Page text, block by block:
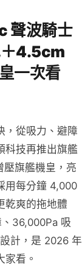
聲波騎士
＋4.5cm
一次看
，從吸力、避障
科技再推出旗艦
旗艦機皇，亮
用每分鐘 4,000
乾爽的拖地體
36,000Pa 吸
計，是 2026 年
看。